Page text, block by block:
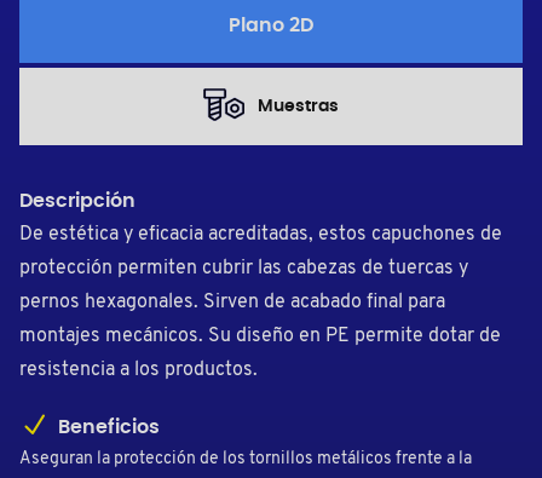
Plano 2D
Muestras
Descripción
De estética y eficacia acreditadas, estos capuchones de
protección permiten cubrir las cabezas de tuercas y
pernos hexagonales. Sirven de acabado final para
montajes mecánicos. Su diseño en PE permite dotar de
resistencia a los productos.
Beneficios
Aseguran la protección de los tornillos metálicos frente a la